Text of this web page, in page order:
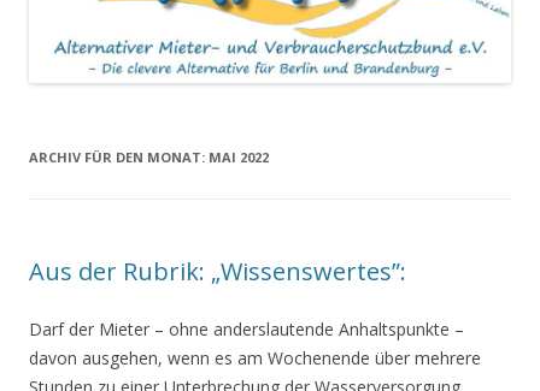
ARCHIV FÜR DEN MONAT: MAI 2022
Aus der Rubrik: „Wissenswertes”:
Darf der Mieter – ohne anderslautende Anhaltspunkte –
davon ausgehen, wenn es am Wochenende über mehrere